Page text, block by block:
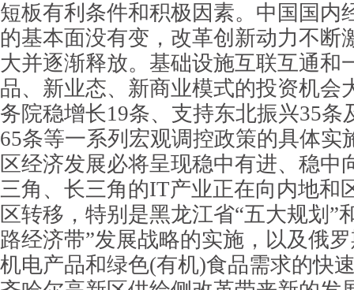
短板有利条件和积极因素。中国国内
的基本面没有变，改革创新动力不断
大并逐渐释放。基础设施互联互通和
品、新业态、新商业模式的投资机会
务院稳增长19条、支持东北振兴35条
65条等一系列宏观调控政策的具体实
区经济发展必将呈现稳中有进、稳中
三角、长三角的IT产业正在向内地和
区转移，特别是黑龙江省“五大规划”
路经济带”发展战略的实施，以及俄
机电产品和绿色(有机)食品需求的快